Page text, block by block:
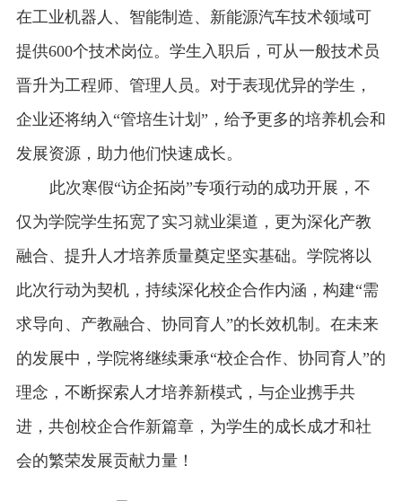
在工业机器人、智能制造、新能源汽车技术领域可
提供600个技术岗位。学生入职后，可从一般技术员
晋升为工程师、管理人员。对于表现优异的学生，
企业还将纳入“管培生计划”，给予更多的培养机会和
发展资源，助力他们快速成长。
此次寒假“访企拓岗”专项行动的成功开展，不
仅为学院学生拓宽了实习就业渠道，更为深化产教
融合、提升人才培养质量奠定坚实基础。学院将以
此次行动为契机，持续深化校企合作内涵，构建“需
求导向、产教融合、协同育人”的长效机制。在未来
的发展中，学院将继续秉承“校企合作、协同育人”的
理念，不断探索人才培养新模式，与企业携手共
进，共创校企合作新篇章，为学生的成长成才和社
会的繁荣发展贡献力量！